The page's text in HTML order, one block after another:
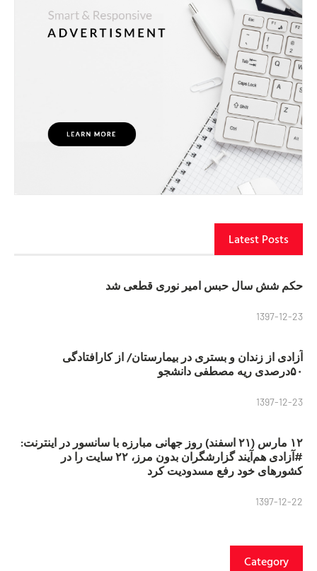
Latest Posts
حکم شش سال حبس امیر نوری قطعی شد
1397-12-23
آزادی از زندان و بستری در بیمارستان/ از کارافتادگی
۵۰درصدی ریه مصطفی دانشجو
1397-12-23
۱۲ مارس (۲۱ اسفند) روز جهانی مبارزه با سانسور در اینترنت:
#آزادی هم‌آیند گزارشگران‌ بدون مرز، ۲۲ سایت را در
کشورهای خود رفع مسدودیت کرد
1397-12-22
Category